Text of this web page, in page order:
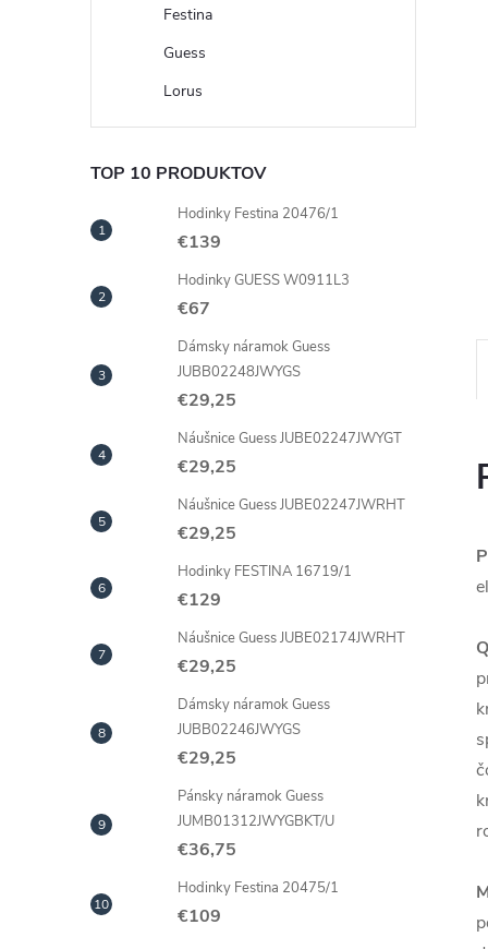
Festina
Guess
Lorus
TOP 10 PRODUKTOV
Hodinky Festina 20476/1
€139
Hodinky GUESS W0911L3
€67
Dámsky náramok Guess
JUBB02248JWYGS
€29,25
Náušnice Guess JUBE02247JWYGT
€29,25
Náušnice Guess JUBE02247JWRHT
€29,25
Hodinky FESTINA 16719/1
€129
Náušnice Guess JUBE02174JWRHT
€29,25
Dámsky náramok Guess
JUBB02246JWYGS
€29,25
Pánsky náramok Guess
JUMB01312JWYGBKT/U
€36,75
Hodinky Festina 20475/1
€109